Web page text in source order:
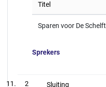
Titel
Sparen voor De Schelft
Sprekers
2 Sluiting